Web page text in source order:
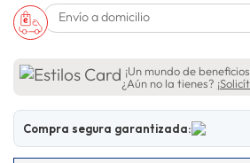
Envío a domicilio
¡Un mundo de
¿Aún no la tienes?
Compra segura garantizada: